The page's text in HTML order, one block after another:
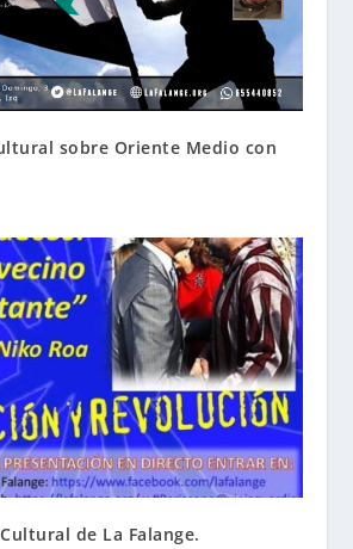
sobre Oriente Medio con
de La Falange.